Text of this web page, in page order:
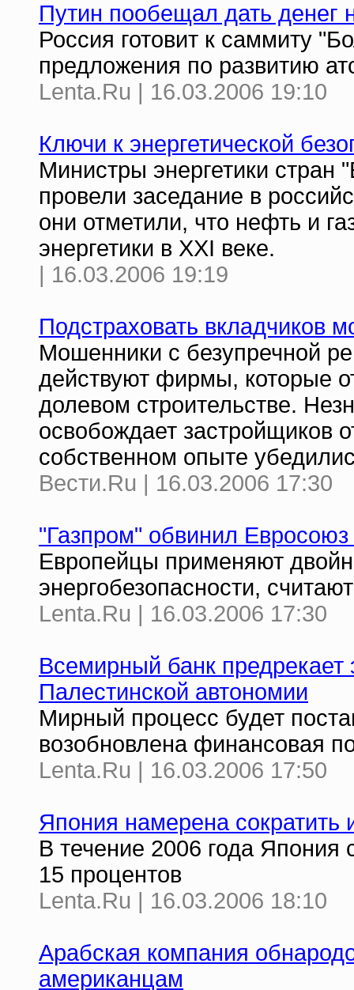
Путин пообещал дать денег
Россия готовит к саммиту
предложения по развитию
Lenta.Ru | 16.03.2006 19:10
Ключи к энергетической
Министры энергетики стран
провели заседание в
они отметили, что нефть и
энергетики в XXI веке.
| 16.03.2006 19:19
Подстраховать вкладчиков
Мошенники с безупречной
действуют фирмы, которые
долевом строительстве.
освобождает застройщиков
собственном опыте
Вести.Ru | 16.03.2006 17:30
"Газпром" обвинил
Европейцы применяют
энергобезопасности,
Lenta.Ru | 16.03.2006 17:30
Всемирный банк предрекает
Палестинской автономии
Мирный процесс будет
возобновлена финансовая
Lenta.Ru | 16.03.2006 17:50
Япония намерена
В течение 2006 года Япония
15 процентов
Lenta.Ru | 16.03.2006 18:10
Арабская компания
американцам